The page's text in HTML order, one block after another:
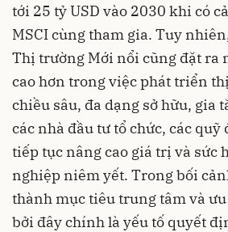
tới 25 tỷ USD vào 2030 khi có
MSCI cùng tham gia. Tuy
Thị trường Mới nổi cũng đặt ra
cao hơn trong việc phát triển
chiều sâu, đa dạng sở hữu, gia
các nhà đầu tư tổ chức, các quỹ
tiếp tục nâng cao giá trị và sức
nghiệp niêm yết. Trong bối
thành mục tiêu trung tâm và
bởi đây chính là yếu tố quyết